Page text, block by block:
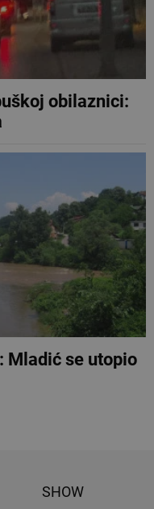
obilaznici:
Mladić se utopio
SHOW